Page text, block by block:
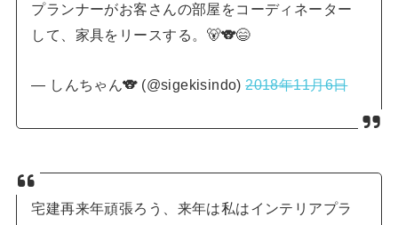
プランナーがお客さんの部屋をコーディネーター
して、家具をリースする。🐻🐨😄
— しんちゃん🐨 (@sigekisindo)2018年11月6日
宅建再来年頑張ろう、来年は私はインテリアプラ